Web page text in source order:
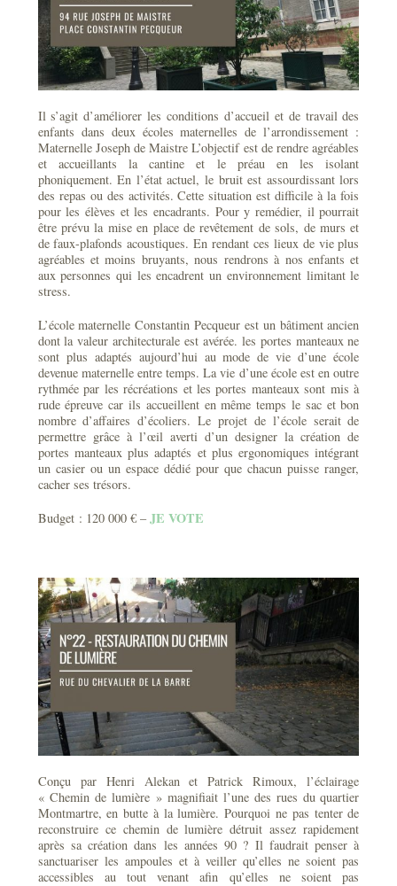
Il s’agit d’améliorer les conditions d’accueil et de travail des
enfants dans deux écoles maternelles de l’arrondissement :
Maternelle Joseph de Maistre L’objectif est de rendre agréables
et accueillants la cantine et le préau en les isolant
phoniquement. En l’état actuel, le bruit est assourdissant lors
des repas ou des activités. Cette situation est difficile à la fois
pour les élèves et les encadrants. Pour y remédier, il pourrait
être prévu la mise en place de revêtement de sols, de murs et
de faux-plafonds acoustiques. En rendant ces lieux de vie plus
agréables et moins bruyants, nous rendrons à nos enfants et
aux personnes qui les encadrent un environnement limitant le
stress.
L’école maternelle Constantin Pecqueur est un bâtiment ancien
dont la valeur architecturale est avérée. les portes manteaux ne
sont plus adaptés aujourd’hui au mode de vie d’une école
devenue maternelle entre temps. La vie d’une école est en outre
rythmée par les récréations et les portes manteaux sont mis à
rude épreuve car ils accueillent en même temps le sac et bon
nombre d’affaires d’écoliers. Le projet de l’école serait de
permettre grâce à l’œil averti d’un designer la création de
portes manteaux plus adaptés et plus ergonomiques intégrant
un casier ou un espace dédié pour que chacun puisse ranger,
cacher ses trésors.
Budget : 120 000 € – JE VOTE
Conçu par Henri Alekan et Patrick Rimoux, l’éclairage
« Chemin de lumière » magnifiait l’une des rues du quartier
Montmartre, en butte à la lumière. Pourquoi ne pas tenter de
reconstruire ce chemin de lumière détruit assez rapidement
après sa création dans les années 90 ? Il faudrait penser à
sanctuariser les ampoules et à veiller qu’elles ne soient pas
accessibles au tout venant afin qu’elles ne soient pas